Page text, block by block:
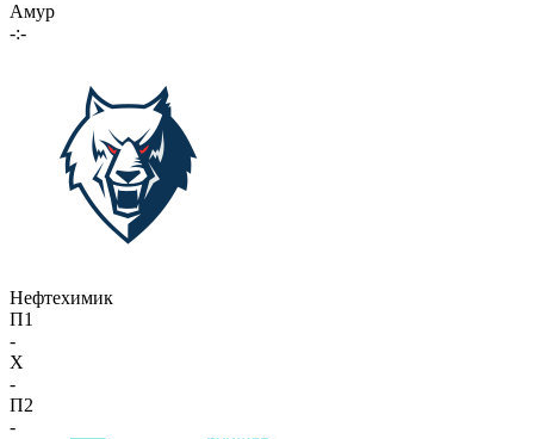
Амур
-:-
Нефтехимик
П1
-
X
-
П2
-